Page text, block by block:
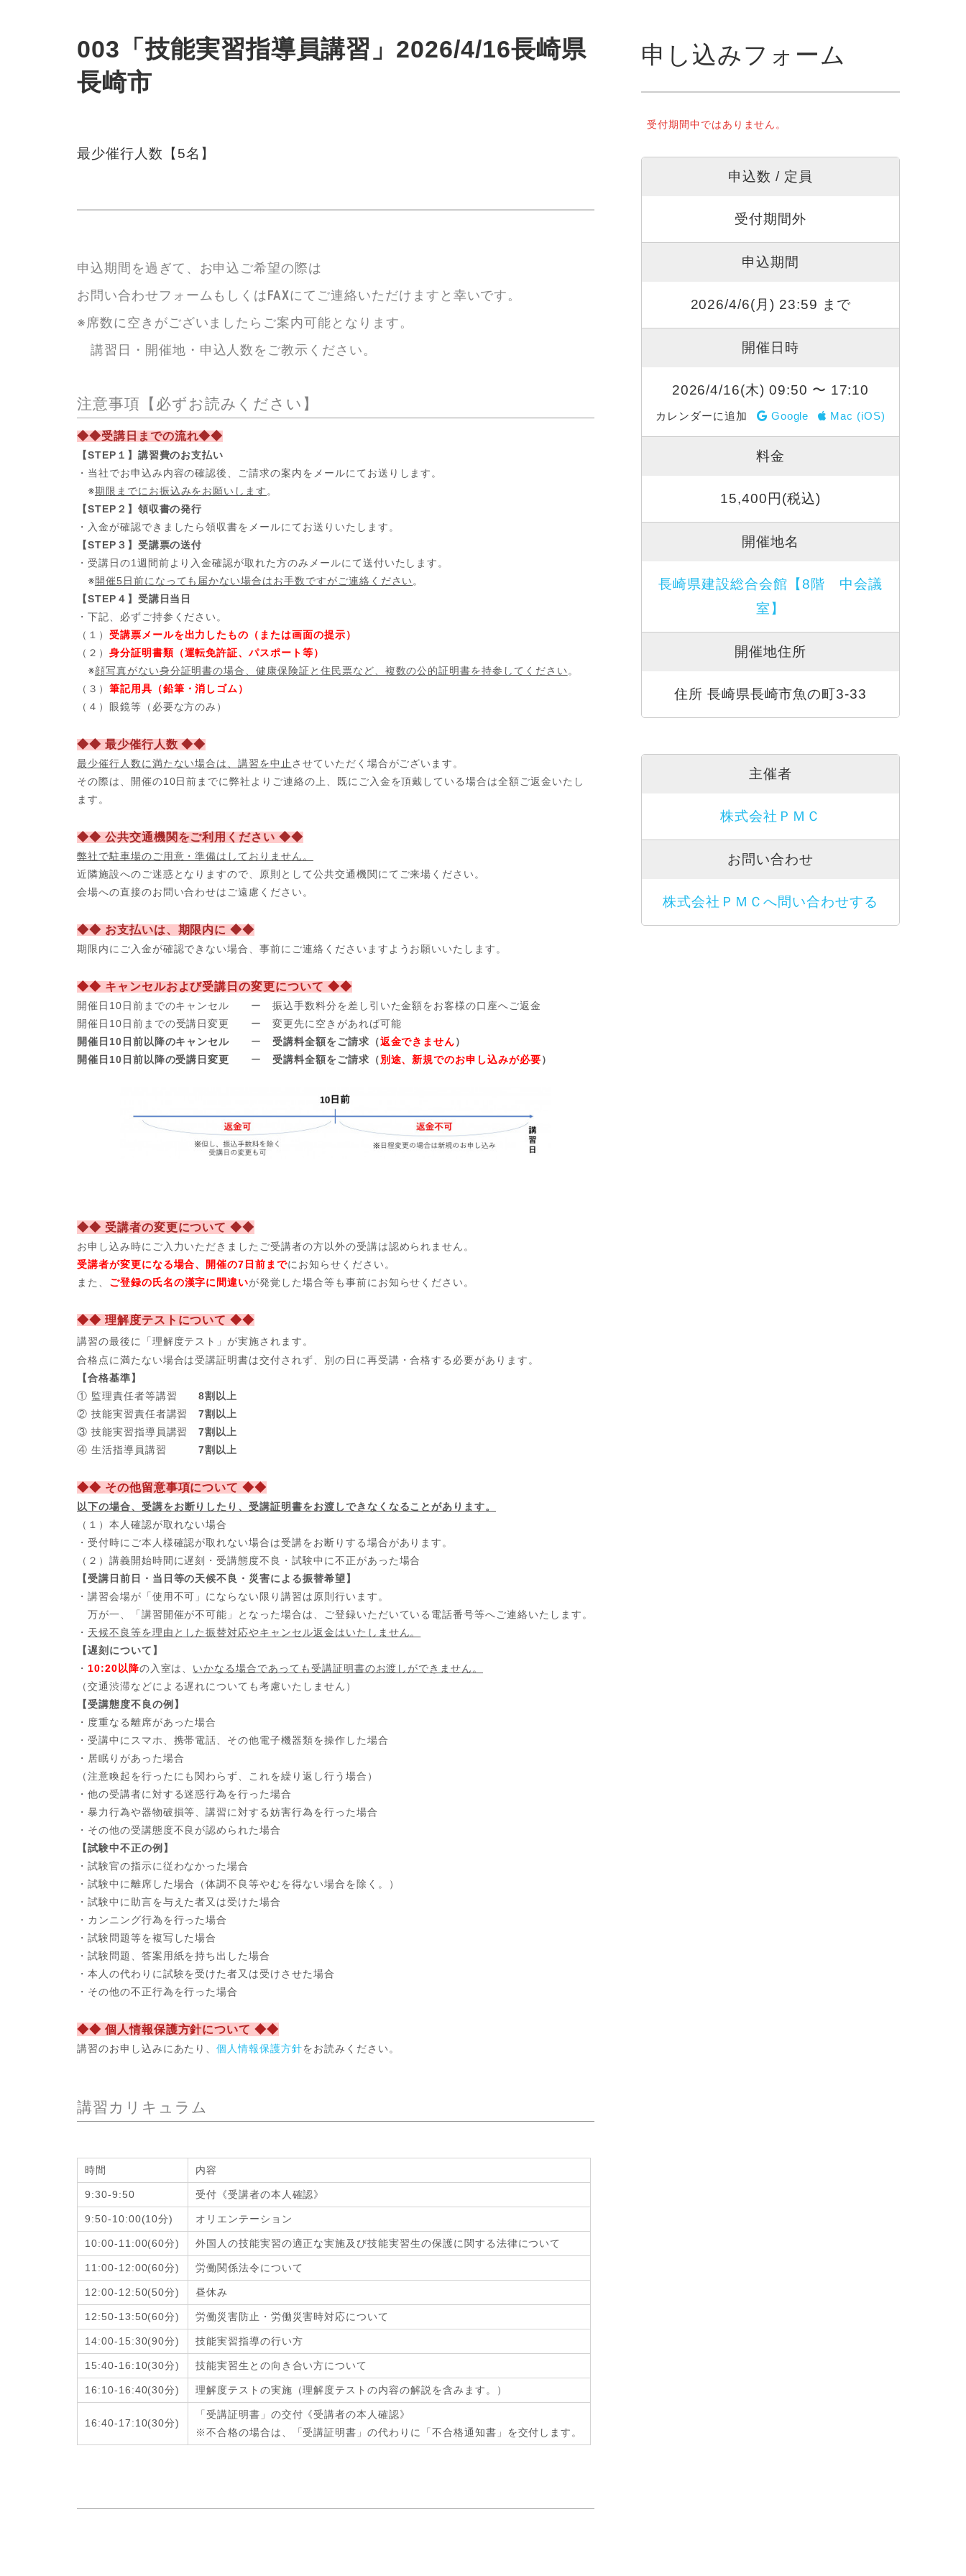
003「技能実習指導員講習」2026/4/16長崎県
長崎市
最少催行人数【5名】
申込期間を過ぎて、お申込ご希望の際は
お問い合わせフォームもしくはFAXにてご連絡いただけますと幸いです。
※席数に空きがございましたらご案内可能となります。
講習日・開催地・申込人数をご教示ください。
注意事項【必ずお読みください】
◆◆受講日までの流れ◆◆
【STEP１】講習費のお支払い
・当社でお申込み内容の確認後、ご請求の案内をメールにてお送りします。
※期限までにお振込みをお願いします 。
【STEP２】領収書の発行
・入金が確認できましたら領収書をメールにてお送りいたします。
【STEP３】受講票の送付
・受講日の1週間前より入金確認が取れた方のみメールにて送付いたします。
※開催5日前になっても届かない場合はお手数ですがご連絡ください 。
【STEP４】受講日当日
・下記、必ずご持参ください。
（１） 受講票メールを出力したもの（または画面の提示）
（２） 身分証明書類（運転免許証、パスポート等）
※顔写真がない身分証明書の場合、健康保険証と住民票など、複数の公的証明書を持参してください 。
（３） 筆記用具（鉛筆・消しゴム）
（４）眼鏡等（必要な方のみ）
◆◆ 最少催行人数 ◆◆
最少催行人数に満たない場合は、講習を中止 させていただく場合がございます。
その際は、開催の10日前までに弊社よりご連絡の上、既にご入金を頂戴している場合は全額ご返金いたし
ます。
◆◆ 公共交通機関をご利用ください ◆◆
弊社で駐車場のご用意・準備はしておりません。
近隣施設へのご迷惑となりますので、原則として公共交通機関にてご来場ください。
会場への直接のお問い合わせはご遠慮ください。
◆◆ お支払いは、期限内に ◆◆
期限内にご入金が確認できない場合、事前にご連絡くださいますようお願いいたします。
◆◆ キャンセルおよび受講日の変更について ◆◆
開催日10日前までのキャンセル ー 振込手数料分を差し引いた金額をお客様の口座へご返金
開催日 10日前までの受講日変更 ー 変更先に空きがあれば可能
開催日10日前以降のキャンセル ー受講料全額をご請求（返金できません）
開催日10日前以降の受講日変更 ー受講料全額をご請求（別途、新規でのお申し込みが必要）
◆◆ 受講者の変更について ◆◆
お申し込み時にご入力いただきましたご受講者の方以外の受講は認められません。
受講者が変更になる場合、開催の7日前までにお知らせください。
また、 ご登録の氏名の漢字に間違いが発覚した場合等も事前にお知らせください。
◆◆ 理解度テストについて ◆◆
講習の最後に「理解度テスト」が実施されます。
合格点に満たない場合は受講証明書は交付されず、別の日に再受講・合格する必要があります。
【合格基準】
① 監理責任者等講習8割以上
② 技能実習責任者講習7割以上
③ 技能実習指導員講習7割以上
④ 生活指導員講習
7割以上
◆◆ その他留意事項について ◆◆
以下の場合、 受講をお断りしたり、受講証明書をお渡しできなくなることがあります。
（１）本人確認が取れない場合
・受付時にご本人様確認が取れない場合は受講をお断りする場合があります。
（２）講義開始時間に遅刻・受講態度不良・試験中に不正があった場合
【受講日前日・当日等の天候不良・災害による振替希望】
・講習会場が「使用不可」にならない限り講習は原則行います。
万が一、「講習開催が不可能」となった場合は、ご登録いただいている電話番号等へご連絡いたします。
・ 天候不良等を理由とした振替対応やキャンセル返金はいたしません。
【遅刻について】
・ 10:20以降の入室は、 いかなる場合であっても受講証明書のお渡しができません。
（交通渋滞などによる遅れについても考慮いたしません）
【受講態度不良の例】
・度重なる離席があった場合
・受講中にスマホ、携帯電話、その他電子機器類を操作した場合
・居眠りがあった場合
（注意喚起を行ったにも関わらず、これを繰り返し行う場合）
・他の受講者に対する迷惑行為を行った場合
・暴力行為や器物破損等、講習に対する妨害行為を行った場合
・その他の受講態度不良が認められた場合
【試験中不正の例】
・試験官の指示に従わなかった場合
・試験中に離席した場合（体調不良等やむを得ない場合を除く。）
・試験中に助言を与えた者又は受けた場合
・カンニング行為を行った場合
・試験問題等を複写した場合
・試験問題、答案用紙を持ち出した場合
・本人の代わりに試験を受けた者又は受けさせた場合
・その他の不正行為を行った場合
◆◆ 個人情報保護方針について ◆◆
講習のお申し込みにあたり、個人情報保護方針をお読みください。
講習カリキュラム
時間 内容
9:30-9:50 受付《受講者の本人確認》
9:50-10:00(10分) オリエンテーション
10:00-11:00(60分) 外国人の技能実習の適正な実施及び技能実習生の保護に関する法律について
11:00-12:00(60分) 労働関係法令について
12:00-12:50(50分) 昼休み
12:50-13:50(60分) 労働災害防止・労働災害時対応について
14:00-15:30(90分) 技能実習指導の行い方
15:40-16:10(30分) 技能実習生との向き合い方について
16:10-16:40(30分) 理解度テストの実施（理解度テストの内容の解説を含みます。）
16:40-17:10(30分)
「受講証明書」の交付《受講者の本人確認》
※不合格の場合は、「受講証明書」の代わりに「不合格通知書」を交付します。
申し込みフォーム
受付期間中ではありません。
申込数 / 定員
受付期間外
申込期間
2026/4/6(月) 23:59 まで
開催日時
2026/4/16(木) 09:50 〜 17:10
カレンダーに追加 Google Mac (iOS)
料金
15,400円(税込)
開催地名
長崎県建設総合会館【8階 中会議
室】
開催地住所
住所 長崎県長崎市魚の町3-33
主催者
株式会社ＰＭＣ
お問い合わせ
株式会社ＰＭＣへ問い合わせする